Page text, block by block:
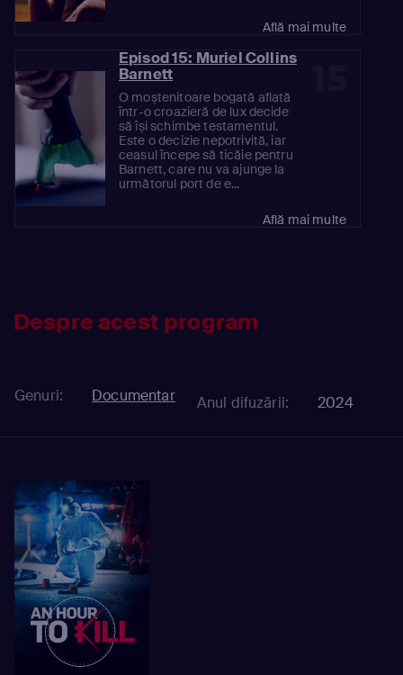
Află mai multe
Episod 15: Muriel Collins
Barnett
O moștenitoare bogată aflată
într-o croazieră de lux decide
să își schimbe testamentul.
Este o decizie nepotrivită, iar
ceasul începe să ticăie pentru
Barnett, care nu va ajunge la
următorul port de e...
Află mai multe
Despre acest program
Genuri: Documentar Anul difuzării: 2024